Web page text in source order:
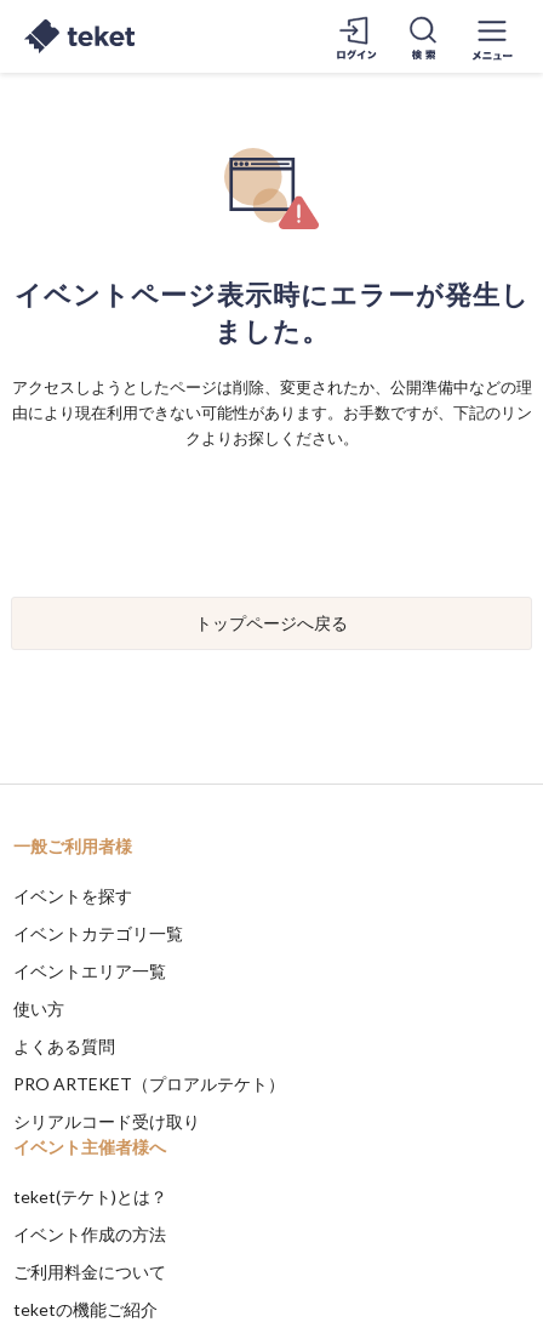
イベントページ表示時にエラーが発生し
ました。
アクセスしようとしたページは削除、変更されたか、公開準備中などの理
由により現在利用できない可能性があります。お手数ですが、下記のリン
クよりお探しください。
トップページへ戻る
一般ご利用者様
イベントを探す
イベントカテゴリ一覧
イベントエリア一覧
使い方
よくある質問
PRO ARTEKET（プロアルテケト）
シリアルコード受け取り
イベント主催者様へ
teket(テケト)とは？
イベント作成の方法
ご利用料金について
teketの機能ご紹介